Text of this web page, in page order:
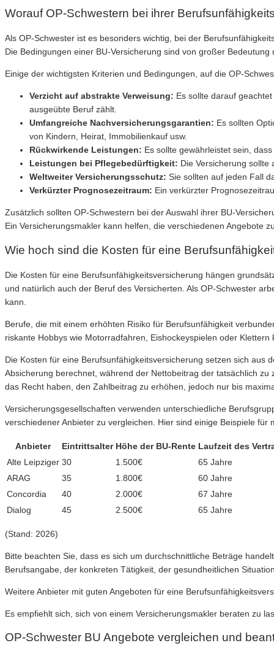
Worauf OP-Schwestern bei ihrer
Als OP-Schwester ist es besonders wichtig, bei der
Die Bedingungen einer BU-Versicherung sind von großer
Einige der wichtigsten Kriterien und Bedingungen, auf die OP-
Verzicht auf abstrakte Verweisung: Es sollte darauf
ausgeübte Beruf zählt.
Umfangreiche Nachversicherungsgarantien: Es sollten
von Kindern, Heirat, Immobilienkauf usw.
Rückwirkende Leistungen: Es sollte gewährleistet sein,
Leistungen bei Pflegebedürftigkeit: Die Versicherung sollte
Weltweiter Versicherungsschutz: Sie sollten auf jeden Fall
Verkürzter Prognosezeitraum: Ein verkürzter
Zusätzlich sollten OP-Schwestern bei der Auswahl ihrer BU-
Ein Versicherungsmakler kann helfen, die verschiedenen Angebote
Wie hoch sind die Kosten für eine
Die Kosten für eine Berufsunfähigkeitsversicherung hängen
und natürlich auch der Beruf des Versicherten. Als OP-Schwester
kann.
Berufe, die mit einem erhöhten Risiko für Berufsunfähigkeit
riskante Hobbys wie Motorradfahren, Eishockeyspielen oder
Die Kosten für eine Berufsunfähigkeitsversicherung setzen sich
Absicherung berechnet, während der Nettobeitrag der tatsächlich
das Recht haben, den Zahlbeitrag zu erhöhen, jedoch nur bis
Versicherungsgesellschaften verwenden unterschiedliche
verschiedener Anbieter zu vergleichen. Hier sind einige Beispiele
Anbieter Eintrittsalter Höhe der BU-Rente Laufzeit des
Alte Leipziger 30 1.500€
65 Jahre
ARAG
35 1.800€
60 Jahre
Concordia
40 2.000€
67 Jahre
Dialog
45 2.500€ 65 Jahre
(Stand: 2026)
Bitte beachten Sie, dass es sich um durchschnittliche Beträge
Berufsangabe, der konkreten Tätigkeit, der gesundheitlichen
Weitere Anbieter mit guten Angeboten für eine
Es empfiehlt sich, sich von einem Versicherungsmakler beraten zu
OP-Schwester BU Angebote vergleichen und